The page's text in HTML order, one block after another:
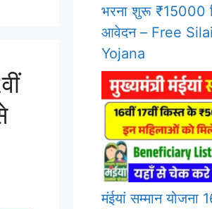
भरना शुरू ₹15000
आवेदन – Free
Yojana
मंईयां सम्मान योजना